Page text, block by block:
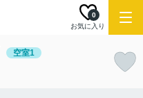
お気に入り
0
空室1